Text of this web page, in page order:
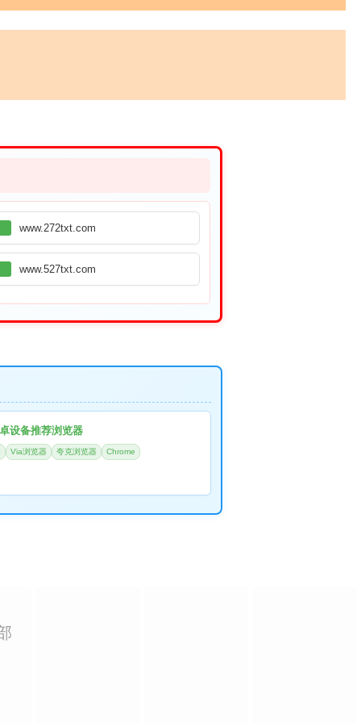
www.272txt.com
www.527txt.com
设备推荐浏览器
Via浏览器 夸克浏览器 Chrome